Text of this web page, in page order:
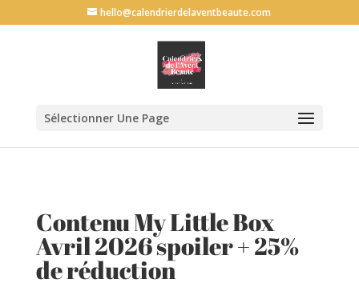
hello@calendrierdelaventbeaute.com
Sélectionner Une Page
Contenu My Little Box
Avril 2026 spoiler + 25%
de réduction